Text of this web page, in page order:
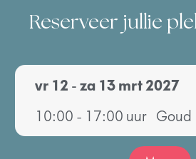
Reserveer jullie
vr 12 - za 13 mrt 2027
10:00 - 17:00 uur Goud